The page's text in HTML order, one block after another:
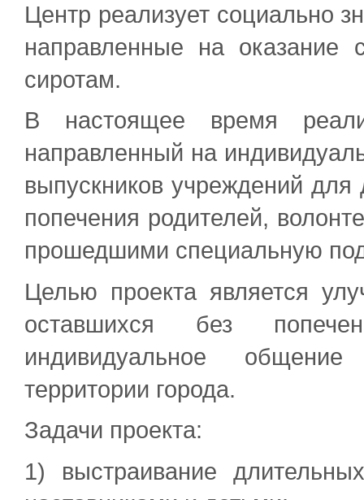
Центр реализует социально
направленные на оказание
сиротам.
В настоящее время
направленный на
выпускников учреждений для
попечения родителей,
прошедшими специальную
Целью проекта является
оставшихся без
индивидуальное
территории города.
Задачи проекта:
1) выстраивание